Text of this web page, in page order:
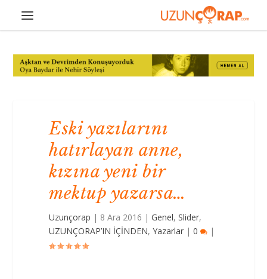
Eski yazılarını
hatırlayan anne,
kızına yeni bir
mektup yazarsa…
Uzunçorap | 8 Ara 2016 |Genel,Slider,
UZUNÇORAP’IN İÇİNDEN,Yazarlar |0 |